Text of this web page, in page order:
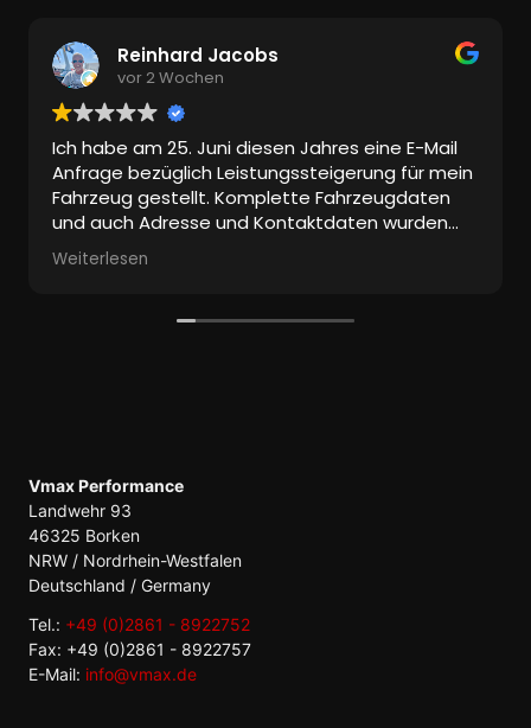
Reinhard Jacobs
vor 2 Wochen
Ich habe am 25. Juni diesen Jahres eine E-Mail
Anfrage bezüglich Leistungssteigerung für mein
Fahrzeug gestellt. Komplette Fahrzeugdaten
und auch Adresse und Kontaktdaten wurden
mitgeschickt.
Bis heute keine Antwort!
gefunden, der hat es tatsächlich geschafft
Weiterlesen
Vmax Performance
Landwehr 93
46325 Borken
NRW / Nordrhein-Westfalen
Deutschland / Germany
Tel.: +49 (0)2861 - 8922752
Fax: +49 (0)2861 - 8922757
E-Mail: info@vmax.de